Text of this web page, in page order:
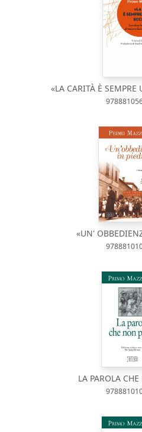
«LA CARITÀ È SEMPRE
«UN'
LA PAROLA